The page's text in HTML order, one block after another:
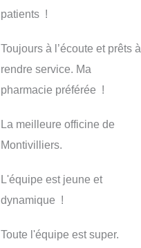
patients !
Toujours à l’écoute et prêts à
rendre service. Ma
pharmacie préférée !
La meilleure officine de
Montivilliers.
L'équipe est jeune et
dynamique !
Toute l'équipe est super.